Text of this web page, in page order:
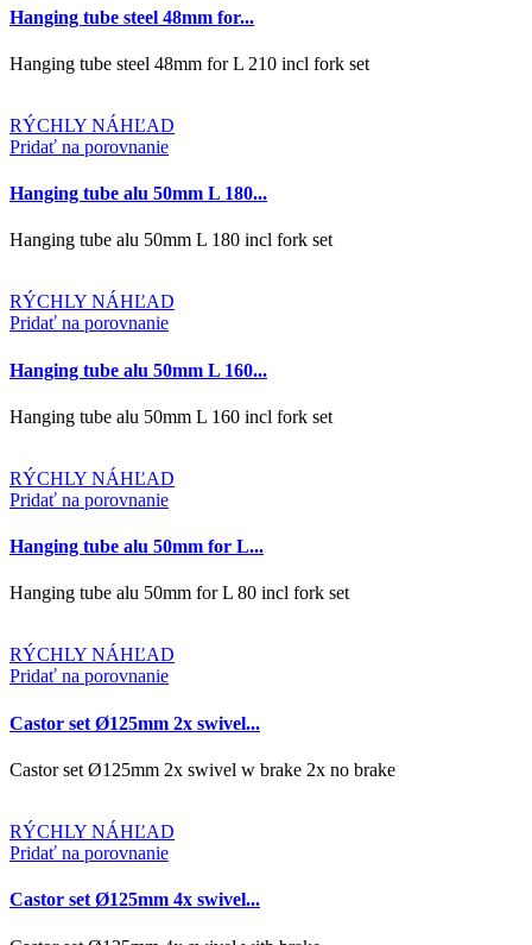
Hanging tube steel 48mm for...
Hanging tube steel 48mm for L 210 incl fork set
RÝCHLY NÁHĽAD
Pridať na porovnanie
Hanging tube alu 50mm L 180...
Hanging tube alu 50mm L 180 incl fork set
RÝCHLY NÁHĽAD
Pridať na porovnanie
Hanging tube alu 50mm L 160...
Hanging tube alu 50mm L 160 incl fork set
RÝCHLY NÁHĽAD
Pridať na porovnanie
Hanging tube alu 50mm for L...
Hanging tube alu 50mm for L 80 incl fork set
RÝCHLY NÁHĽAD
Pridať na porovnanie
Castor set Ø125mm 2x swivel...
Castor set Ø125mm 2x swivel w brake 2x no brake
RÝCHLY NÁHĽAD
Pridať na porovnanie
Castor set Ø125mm 4x swivel...